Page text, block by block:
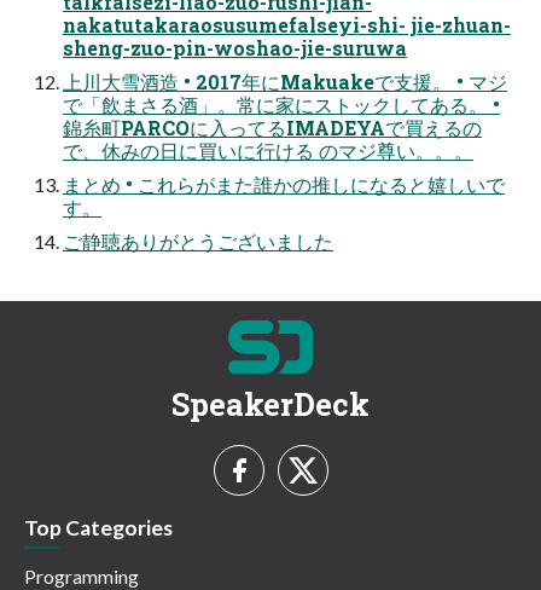
nakatutakaraosusumefalseyi-shi- jie-zhuan-
sheng-zuo-pin-woshao-jie-suruwa
上川⼤雪酒造 • 2017年にMakuakeで⽀援。 • マジ
で「飲まさる酒」。常に家にストックしてある。 •
錦⽷町PARCOに⼊ってるIMADEYAで買えるの
で、休みの⽇に買いに⾏ける のマジ尊い。。。
まとめ • これらがまた誰かの推しになると嬉しいで
す。
ご静聴ありがとうございました
SpeakerDeck
Top Categories
Programming